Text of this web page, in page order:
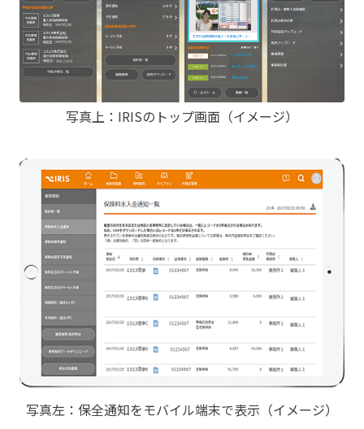
写真上：IRISのトップ画面（イメージ）
写真左：保全通知をモバイル端末で表示（イメージ）